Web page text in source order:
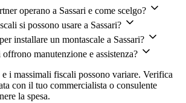
operano a Sassari e come scelgo?
si possono usare a Sassari?
installare un montascale a Sassari?
manutenzione e assistenza?
i massimali fiscali possono variare. Verifica
con il tuo commercialista o consulente
la spesa.